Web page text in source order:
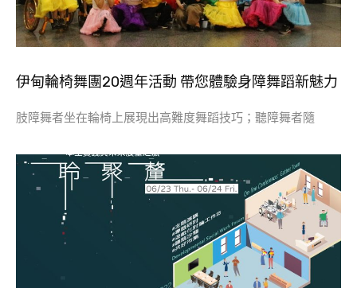
伊甸輪椅舞團20週年活動 帶您體驗身障舞蹈新魅力
肢障舞者坐在輪椅上展現出高難度舞蹈技巧；聽障舞者隨